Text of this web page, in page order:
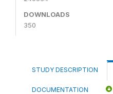
DOWNLOADS
350
STUDY DESCRIPTION
DOCUMENTATION